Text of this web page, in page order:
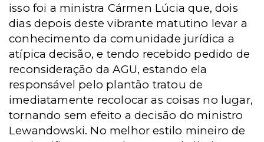
isso foi a ministra Cármen Lúcia que, dois
dias depois deste vibrante matutino levar a
conhecimento da comunidade jurídica a
atípica decisão, e tendo recebido pedido de
reconsideração da AGU, estando ela
responsável pelo plantão tratou de
imediatamente recolocar as coisas no lugar,
tornando sem efeito a decisão do ministro
Lewandowski. No melhor estilo mineiro de